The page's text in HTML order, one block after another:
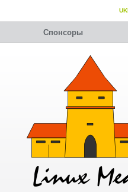
Спонсоры